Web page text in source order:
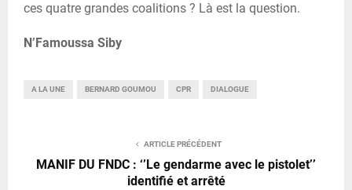
ces quatre grandes coalitions ? Là est la question.
N’Famoussa Siby
A LA UNE BERNARD GOUMOU CPR DIALOGUE
ARTICLE PRÉCÉDENT
MANIF DU FNDC : ‘’Le gendarme avec le pistolet’’
identifié et arrêté